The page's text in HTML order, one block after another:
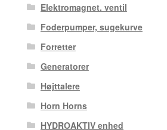
Elektromagnet. ventil
Foderpumper, sugekurve
Forretter
Generatorer
Højttalere
Horn Horns
HYDROAKTIV enhed